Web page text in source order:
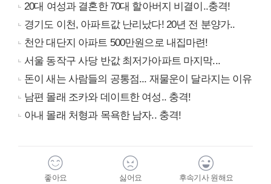
20대 여성과 결혼한 70대 할아버지 비결이..충격!
경기도 이천, 아파트값 난리났다! 20년 전 분양가..
천안 대단지 아파트 500만원으로 내집마련!
서울 동작구 사당 반값 최저가아파트 마지막...
돈이 새는 사람들의 공통점... 재물운이 달라지는 이유
남편 몰래 조카와 데이트한 여성.. 충격!
아내 몰래 처형과 목욕한 남자.. 충격!
좋아요
싫어요
후속기사 원해요